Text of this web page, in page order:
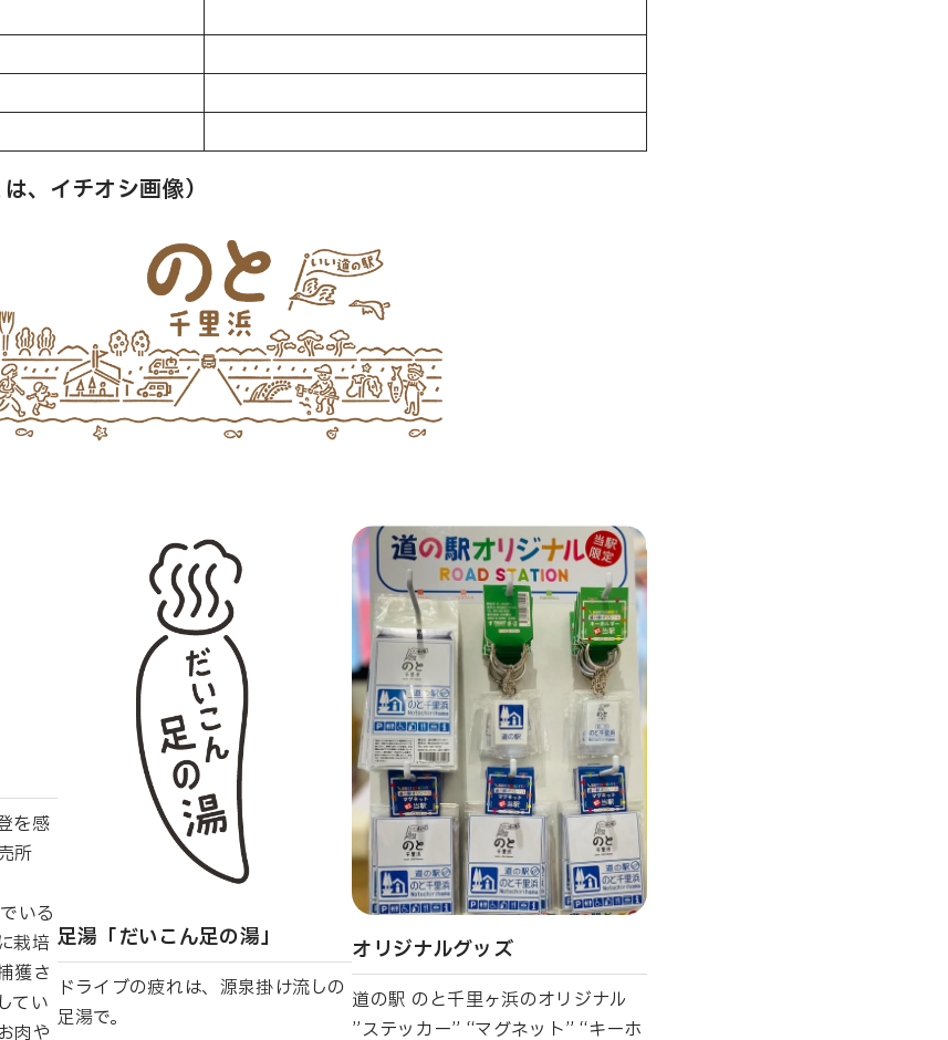
、イチオシ画像）
を感
所
いる
栽培
獲さ
てい
肉や
足湯「だいこん足の湯」
ドライブの疲れは、源泉掛け流しの
足湯で。
オリジナルグッズ
道の駅 のと千里ヶ浜のオリジナル
”ステッカー” “マグネット” “キーホ